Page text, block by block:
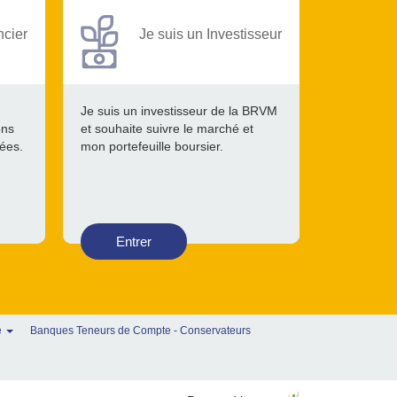
Je suis un Investisseur
Je suis un investisseur de la BRVM
et souhaite suivre le marché et
mon portefeuille boursier.
Entrer
Banques Teneurs de Compte - Conservateurs